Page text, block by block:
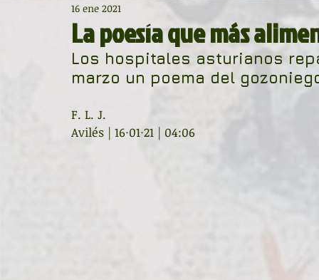
Diccionario de mitos clásicos
Noche de Cumpleaños La rucha Asociación
Asturias Capital Mundial Poesía
La poesía que más
16 ene 2021
Los hospitales asturianos
marzo un poema del
F. L. J.
Avilés | 16·01·21 | 04:06